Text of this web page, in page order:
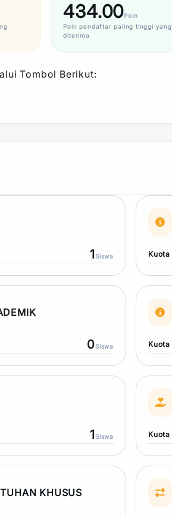
434.00Poin
Poin pendaftar paling tinggi yang
diterima
Tombol Berikut:
1Siswa Kuota
0Siswa Kuota
1Siswa Kuota
KHUSUS